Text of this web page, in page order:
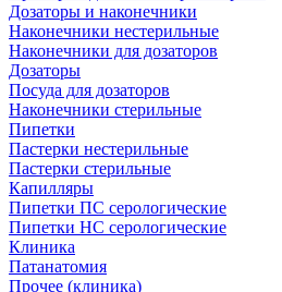
Дозаторы и наконечники
Наконечники нестерильные
Наконечники для дозаторов
Дозаторы
Посуда для дозаторов
Наконечники стерильные
Пипетки
Пастерки нестерильные
Пастерки стерильные
Капилляры
Пипетки ПС серологические
Пипетки НС серологические
Клиника
Патанатомия
Прочее (клиника)